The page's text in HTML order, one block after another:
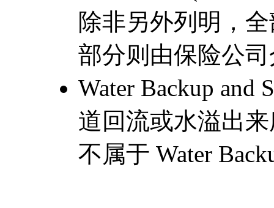
除非另外列明，
部分则由保险公
Water Backup and
道回流或水溢出
不属于 Water